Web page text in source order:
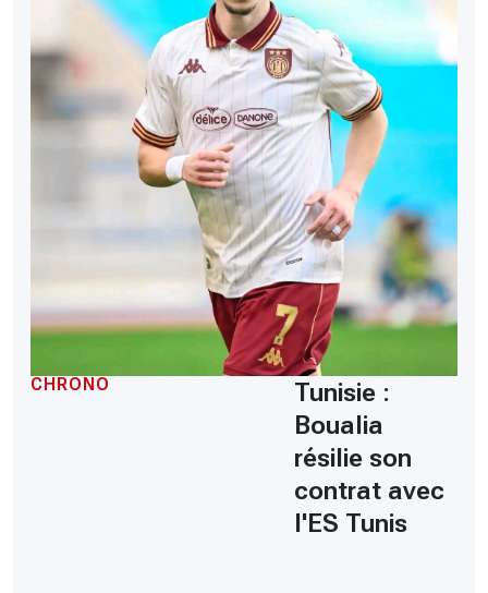
CHRONO
Tunisie :
Boualia
résilie son
contrat avec
l'ES Tunis